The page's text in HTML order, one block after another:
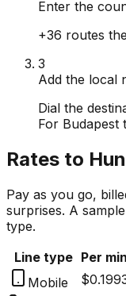
Enter the
+36 routes
3
Add the local
Dial the
For Budapest
Rates to
Pay as you go,
surprises. A
type.
Line type Per
Mobile